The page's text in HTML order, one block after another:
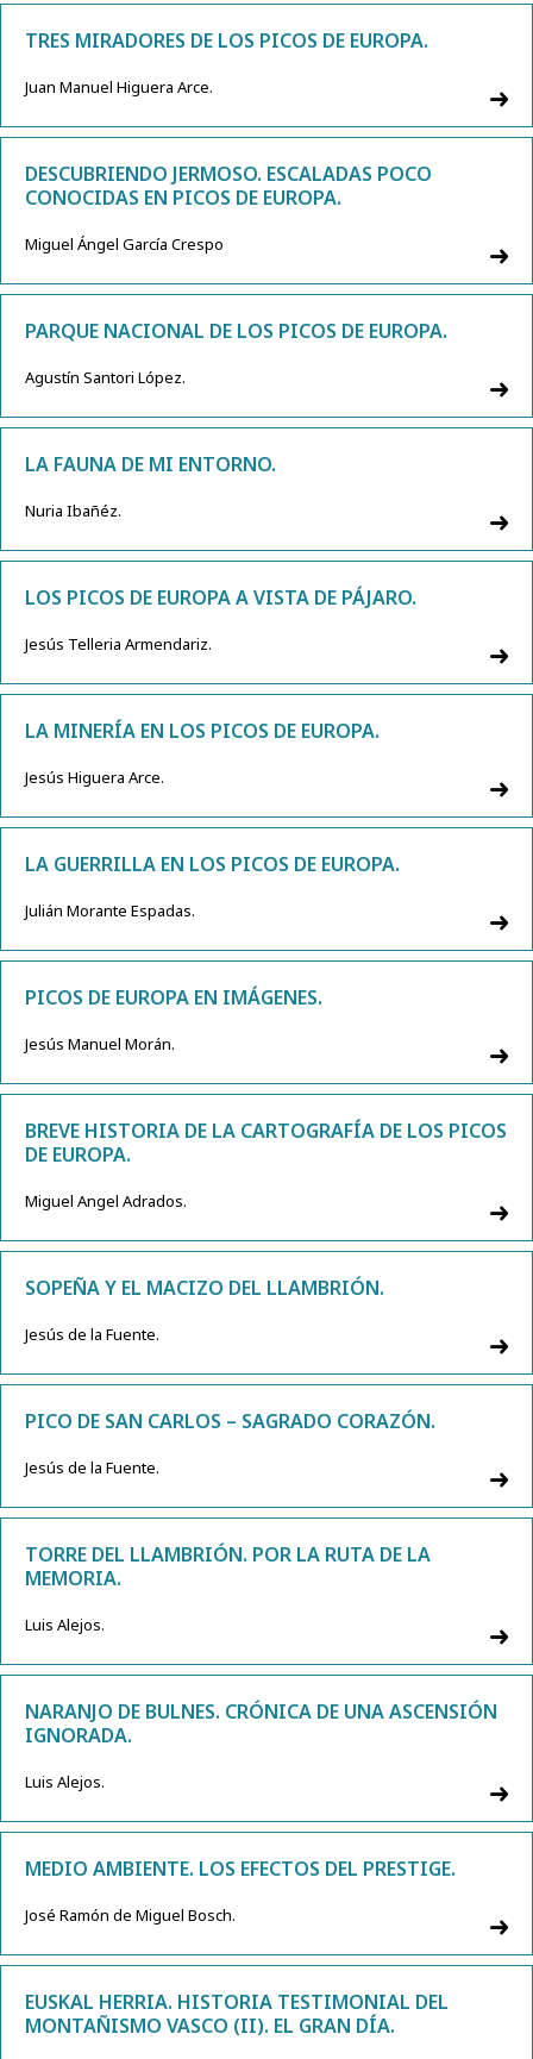
TRES MIRADORES DE LOS PICOS DE EUROPA.
Juan Manuel Higuera Arce.
DESCUBRIENDO JERMOSO. ESCALADAS POCO
CONOCIDAS EN PICOS DE EUROPA.
Miguel Ángel García Crespo
PARQUE NACIONAL DE LOS PICOS DE EUROPA.
Agustín Santori López.
LA FAUNA DE MI ENTORNO.
Nuria Ibañéz.
LOS PICOS DE EUROPA A VISTA DE PÁJARO.
Jesús Telleria Armendariz.
LA MINERÍA EN LOS PICOS DE EUROPA.
Jesús Higuera Arce.
LA GUERRILLA EN LOS PICOS DE EUROPA.
Julián Morante Espadas.
PICOS DE EUROPA EN IMÁGENES.
Jesús Manuel Morán.
BREVE HISTORIA DE LA CARTOGRAFÍA DE LOS PICOS
DE EUROPA.
Miguel Angel Adrados.
SOPEÑA Y EL MACIZO DEL LLAMBRIÓN.
Jesús de la Fuente.
PICO DE SAN CARLOS – SAGRADO CORAZÓN.
Jesús de la Fuente.
TORRE DEL LLAMBRIÓN. POR LA RUTA DE LA
MEMORIA.
Luis Alejos.
NARANJO DE BULNES. CRÓNICA DE UNA ASCENSIÓN
IGNORADA.
Luis Alejos.
MEDIO AMBIENTE. LOS EFECTOS DEL PRESTIGE.
José Ramón de Miguel Bosch.
EUSKAL HERRIA. HISTORIA TESTIMONIAL DEL
MONTAÑISMO VASCO (II). EL GRAN DÍA.